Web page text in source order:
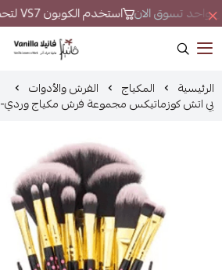
واحد تسوق الان استخدم الكوبون VS7 لتحصل على خصم إضافي
فانيلا
الرئيسية المكياج الفرش والأدوات
بي اتش كوزماتيكس مجموعة فرش مكياج وردي- 11 فرشاة